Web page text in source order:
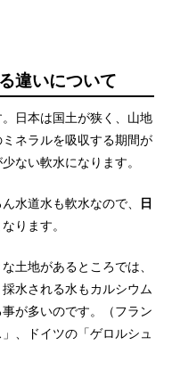
違いについて
日本は国土が狭く、山地
ネラルを吸収する期間が
ない軟水になります。
水道水も軟水なので、
日
ります。
土地があるところでは、
水される水もカルシウム
が多いのです。（フラン
、ドイツの「ゲロルシュ